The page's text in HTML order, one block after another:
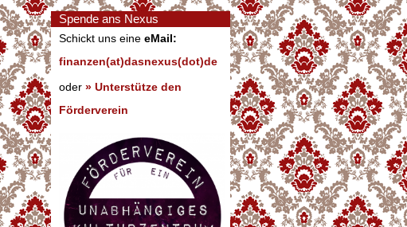
Spende ans Nexus
Schickt uns eine eMail:
finanzen(at)dasnexus(dot)de
oder » Unterstütze den
Förderverein